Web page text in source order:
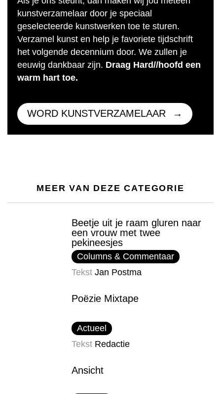
kunstverzamelaar door je speciaal
geselecteerde kunstwerken toe te sturen.
Verzamel kunst en help je favoriete tijdschrift
het volgende decennium door. We zullen je
eeuwig dankbaar zijn. Draag Hard//hoofd een
warm hart toe.
WORD KUNSTVERZAMELAAR
MEER VAN DEZE CATEGORIE
Beetje uit je raam gluren naar
een vrouw met twee
pekineesjes
Columns & Commentaar
Tekst Jan Postma
Poëzie Mixtape
Actueel
Tekst Redactie
Ansicht